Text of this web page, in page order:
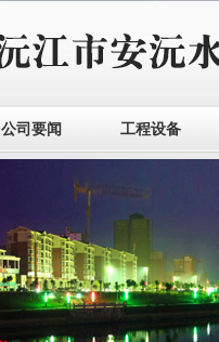
公司要闻 工程设备